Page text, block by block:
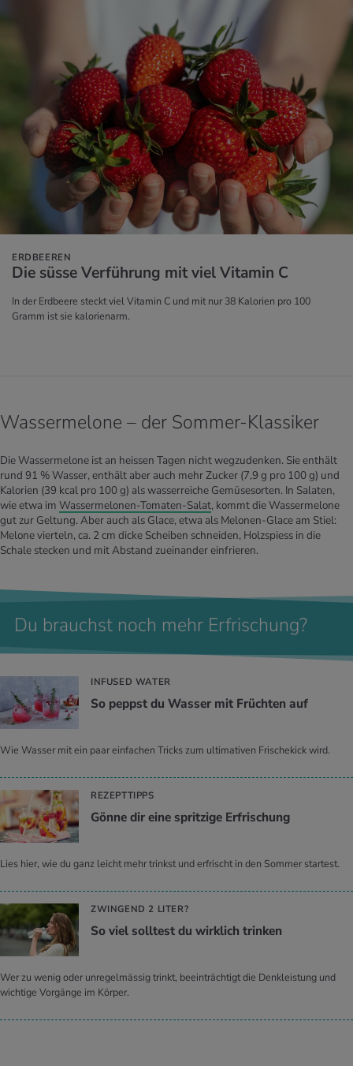
ERDBEEREN
Die süsse Ver­füh­rung mit viel Vit­amin C
In der Erdbeere steckt viel Vitamin C und mit nur 38 Kalorien pro 100
Gramm ist sie kalorienarm.
Wassermelone – der Sommer-Klassiker
Die Wassermelone ist an heissen Tagen nicht wegzudenken. Sie enthält
rund 91 % Wasser, enthält aber auch mehr Zucker (7,9 g pro 100 g) und
Kalorien (39 kcal pro 100 g) als wasserreiche Gemüsesorten. In Salaten,
wie etwa im Wassermelonen-Tomaten-Salat, kommt die Wassermelone
gut zur Geltung. Aber auch als Glace, etwa als Melonen-Glace am Stiel:
Melone vierteln, ca. 2 cm dicke Scheiben schneiden, Holzspiess in die
Schale stecken und mit Abstand zueinander einfrieren.
Du brauchst noch mehr Erfrischung?
INFUSED WATER
So peppst du Was­ser mit Früch­ten auf
Wie Wasser mit ein paar einfachen Tricks zum ultimativen Frischekick wird.
REZEPTTIPPS
Gönne dir eine sprit­zi­ge Er­fri­schung
Lies hier, wie du ganz leicht mehr trinkst und erfrischt in den Sommer startest.
ZWINGEND 2 LITER?
So viel soll­test du wirk­lich trin­ken
Wer zu wenig oder unregelmässig trinkt, beeinträchtigt die Denkleistung und
wichtige Vorgänge im Körper.